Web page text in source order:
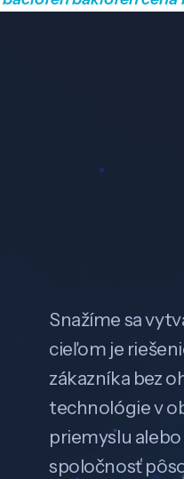
Snažíme sa
cieľom je
zákazníka bez
technológie v
priemyslu alebo
spoločnosť